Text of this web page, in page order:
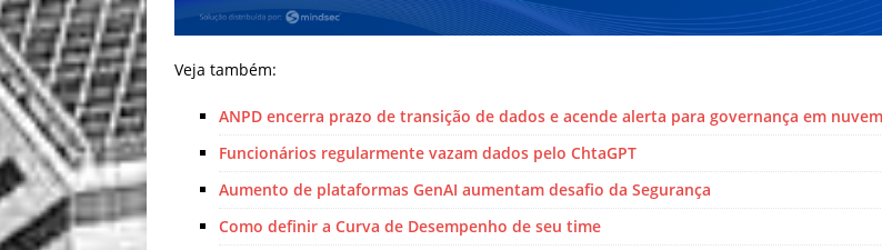
Veja também:
ANPD encerra prazo de transição de dados e acende alerta para governança em nuvem
Funcionários regularmente vazam dados pelo ChtaGPT
Aumento de plataformas GenAI aumentam desafio da Segurança
Como definir a Curva de Desempenho de seu time